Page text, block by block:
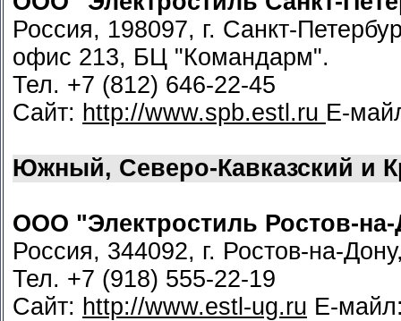
Россия, 198097, г. Санкт-
офис 213, БЦ "Командарм".
Тел. +7 (812) 646-22-45
Сайт: http://www.spb.estl.ru Е-
Южный, Северо-Кавказский и
ООО "Электростиль Ростов-
Россия, 344092, г. Ростов-на-
Тел. +7 (918) 555-22-19
Сайт: http://www.estl-ug.ru Е-